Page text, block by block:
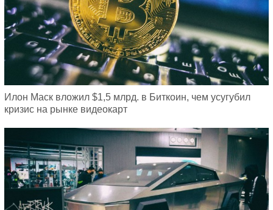
Илон Маск вложил $1,5 млрд. в Биткоин, чем усугубил
кризис на рынке видеокарт